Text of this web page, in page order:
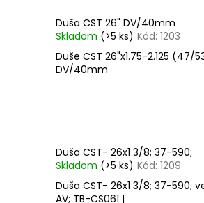
Duša CST 26" DV/40mm
Skladom (>5 ks) Kód: 1203
Duše CST 26"x1.75-2.125 (47/
DV/40mm
Duša CST- 26x1 3/8; 37-590;
Skladom (>5 ks) Kód: 1209
Duša CST- 26x1 3/8; 37-590;
AV; TB-CS061 |